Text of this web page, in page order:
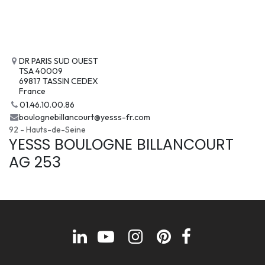
DR PARIS SUD OUEST
TSA 40009
69817 TASSIN CEDEX
France
01.46.10.00.86
boulognebillancourt@yesss-fr.com
92 - Hauts-de-Seine
YESSS BOULOGNE BILLANCOURT
AG 253